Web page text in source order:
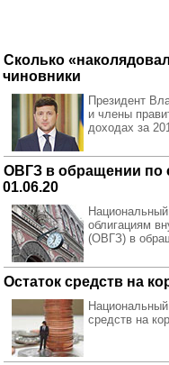
Сколько
чиновники
Президент
и члены
доходах за
ОВГЗ в обращении по
01.06.20
облигациям
(ОВГЗ) в
Остаток средств на
средств на